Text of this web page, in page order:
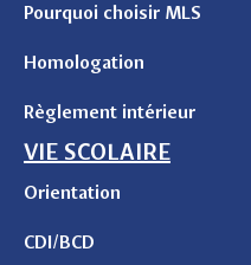
Pourquoi choisir MLS
Homologation
Règlement intérieur
VIE SCOLAIRE
Orientation
CDI/BCD